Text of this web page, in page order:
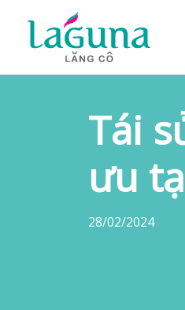
content
Tái
ưu
28/02/2024